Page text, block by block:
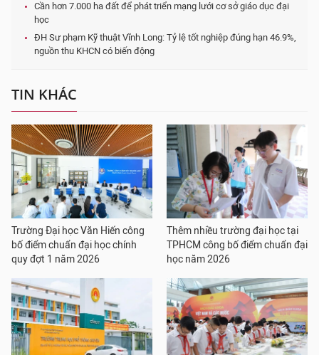
Cần hơn 7.000 ha đất để phát triển mạng lưới cơ sở giáo dục đại
học
ĐH Sư phạm Kỹ thuật Vĩnh Long: Tỷ lệ tốt nghiệp đúng hạn 46.9%,
nguồn thu KHCN có biến động
TIN KHÁC
Trường Đại học Văn Hiến công
bố điểm chuẩn đại học chính
quy đợt 1 năm 2026
Thêm nhiều trường đại học tại
TPHCM công bố điểm chuẩn đại
học năm 2026